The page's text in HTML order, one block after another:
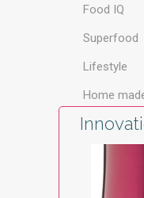
Food IQ
Superfood
Lifestyle
Home